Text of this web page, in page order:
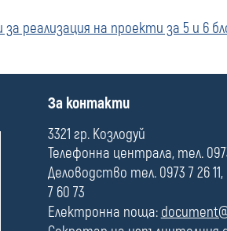
реализация на проекти за 5 и 6
П
л
е
За контакти
3321 гр. Козлодуй
Телефонна централа, тел.
Деловодство тел. 0973 7 26
7 60 73
Електронна поща: